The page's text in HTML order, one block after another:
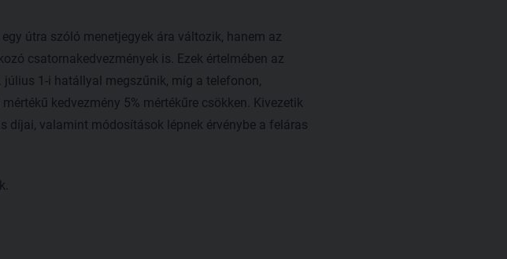
útra szóló menetjegyek ára változik, hanem az
csatornakedvezmények is. Ezek értelmében az
1-i hatállyal megszűnik, míg a telefonon,
kedvezmény 5% mértékűre csökken. Kivezetik
valamint módosítások lépnek érvénybe a feláras